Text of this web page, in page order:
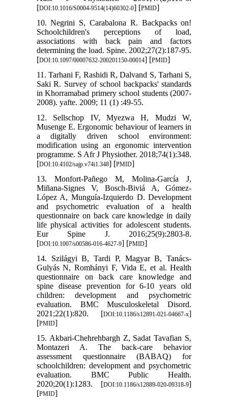
[DOI:10.1016/S0004-9514(14)60302-0] [PMID]
10. Negrini S, Carabalona R. Backpacks on!
Schoolchildren's perceptions of load,
associations with back pain and factors
determining the load. Spine. 2002;27(2):187-95.
[DOI:10.1097/00007632-200201150-00014] [PMID]
11. Tarhani F, Rashidi R, Dalvand S, Tarhani S,
Saki R. Survey of school backpacks' standards
in Khorramabad primery school students (2007-
2008). yafte. 2009; 11 (1) :49-55.
12. Sellschop IV, Myezwa H, Mudzi W,
Musenge E. Ergonomic behaviour of learners in
a digitally driven school environment:
modification using an ergonomic intervention
programme. S Afr J Physiother. 2018;74(1):348.
[DOI:10.4102/sajp.v74i1.348] [PMID]
13. Monfort-Pañego M, Molina-García J,
Miñana-Signes V, Bosch-Biviá A, Gómez-
López A, Munguía-Izquierdo D. Development
and psychometric evaluation of a health
questionnaire on back care knowledge in daily
life physical activities for adolescent students.
Eur Spine J. 2016;25(9):2803-8.
[DOI:10.1007/s00586-016-4627-9] [PMID]
14. Szilágyi B, Tardi P, Magyar B, Tanács-
Gulyás N, Romhányi F, Vida E, et al. Health
questionnaire on back care knowledge and
spine disease prevention for 6-10 years old
children: development and psychometric
evaluation. BMC Musculoskeletal Disord.
2021;22(1):820. [DOI:10.1186/s12891-021-04667-x]
[PMID]
15. Akbari-Chehrehbargh Z, Sadat Tavafian S,
Montazeri A. The back-care behavior
assessment questionnaire (BABAQ) for
schoolchildren: development and psychometric
evaluation. BMC Public Health.
2020;20(1):1283. [DOI:10.1186/s12889-020-09318-9]
[PMID]